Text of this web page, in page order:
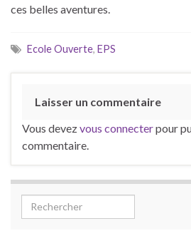
ces belles aventures.
Ecole Ouverte, EPS
Laisser un commentaire
Vous devezvous connecterpour
commentaire.
Search for: